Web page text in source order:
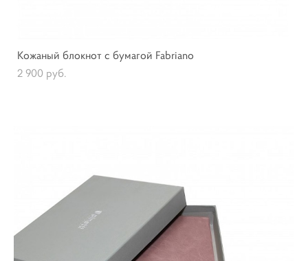
Кожаный блокнот с бумагой Fabriano
2 900 pуб.